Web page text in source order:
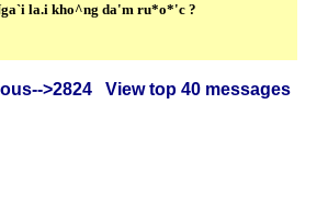
la.i kho^ng da'm ru*o*'c ?
>2824 View top 40 messages